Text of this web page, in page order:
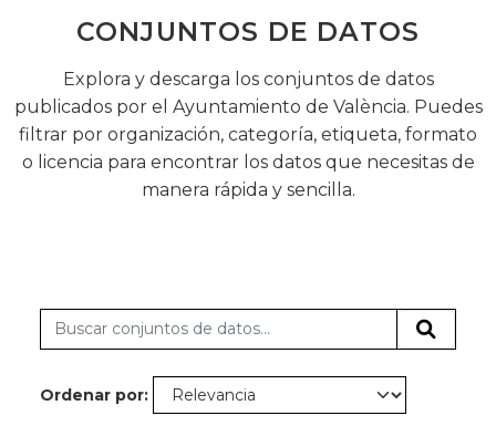
CONJUNTOS DE DATOS
Explora y descarga los conjuntos de datos
publicados por el Ayuntamiento de València. Puedes
filtrar por organización, categoría, etiqueta, formato
o licencia para encontrar los datos que necesitas de
manera rápida y sencilla.
Ordenar por